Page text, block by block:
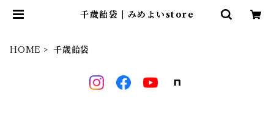
千歳飴袋 | みめよいstore
HOME 千歳飴袋